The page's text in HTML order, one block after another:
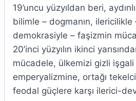
19’uncu yüzyıldan beri,
bilimle – dogmanın, ilericilikle
demokrasiyle – faşizmin
20’inci yüzyılın ikinci
mücadele, ülkemizi gizli işgali
emperyalizmine, ortağı
feodal güçlere karşı ilerici-